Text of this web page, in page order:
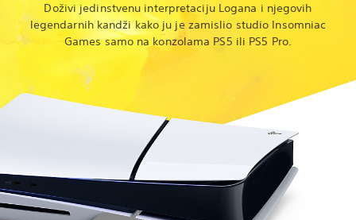
Doživi jedinstvenu interpretaciju Logana i njegovih
legendarnih kandži kako ju je zamislio studio Insomniac
Games samo na konzolama PS5 ili PS5 Pro.